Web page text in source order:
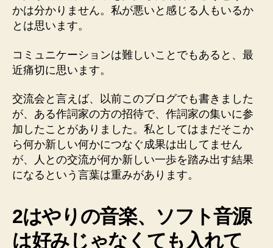
かは分かりません。私が悪いと感じる人もいるか
とは思います。
コミュニケーションは難しいことでもあると、最
近痛切に思います。
交流会と言えば、以前このブログでも書きました
が、ある作詞家の方の招待で、作詞家の集いに参
加したことがありました。私としてはまだそこか
ら何か新しい何かにつなぐ成果は出してません
が、人との交流が何か新しい一歩を踏み出す結果
になるという言葉は重みがあります。
2はやりの音楽、ソフト音源
は好みじゃなくても入れて